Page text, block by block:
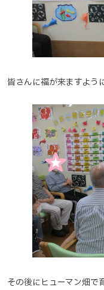
皆さんに福が来ますよう
その後にヒューマン畑で